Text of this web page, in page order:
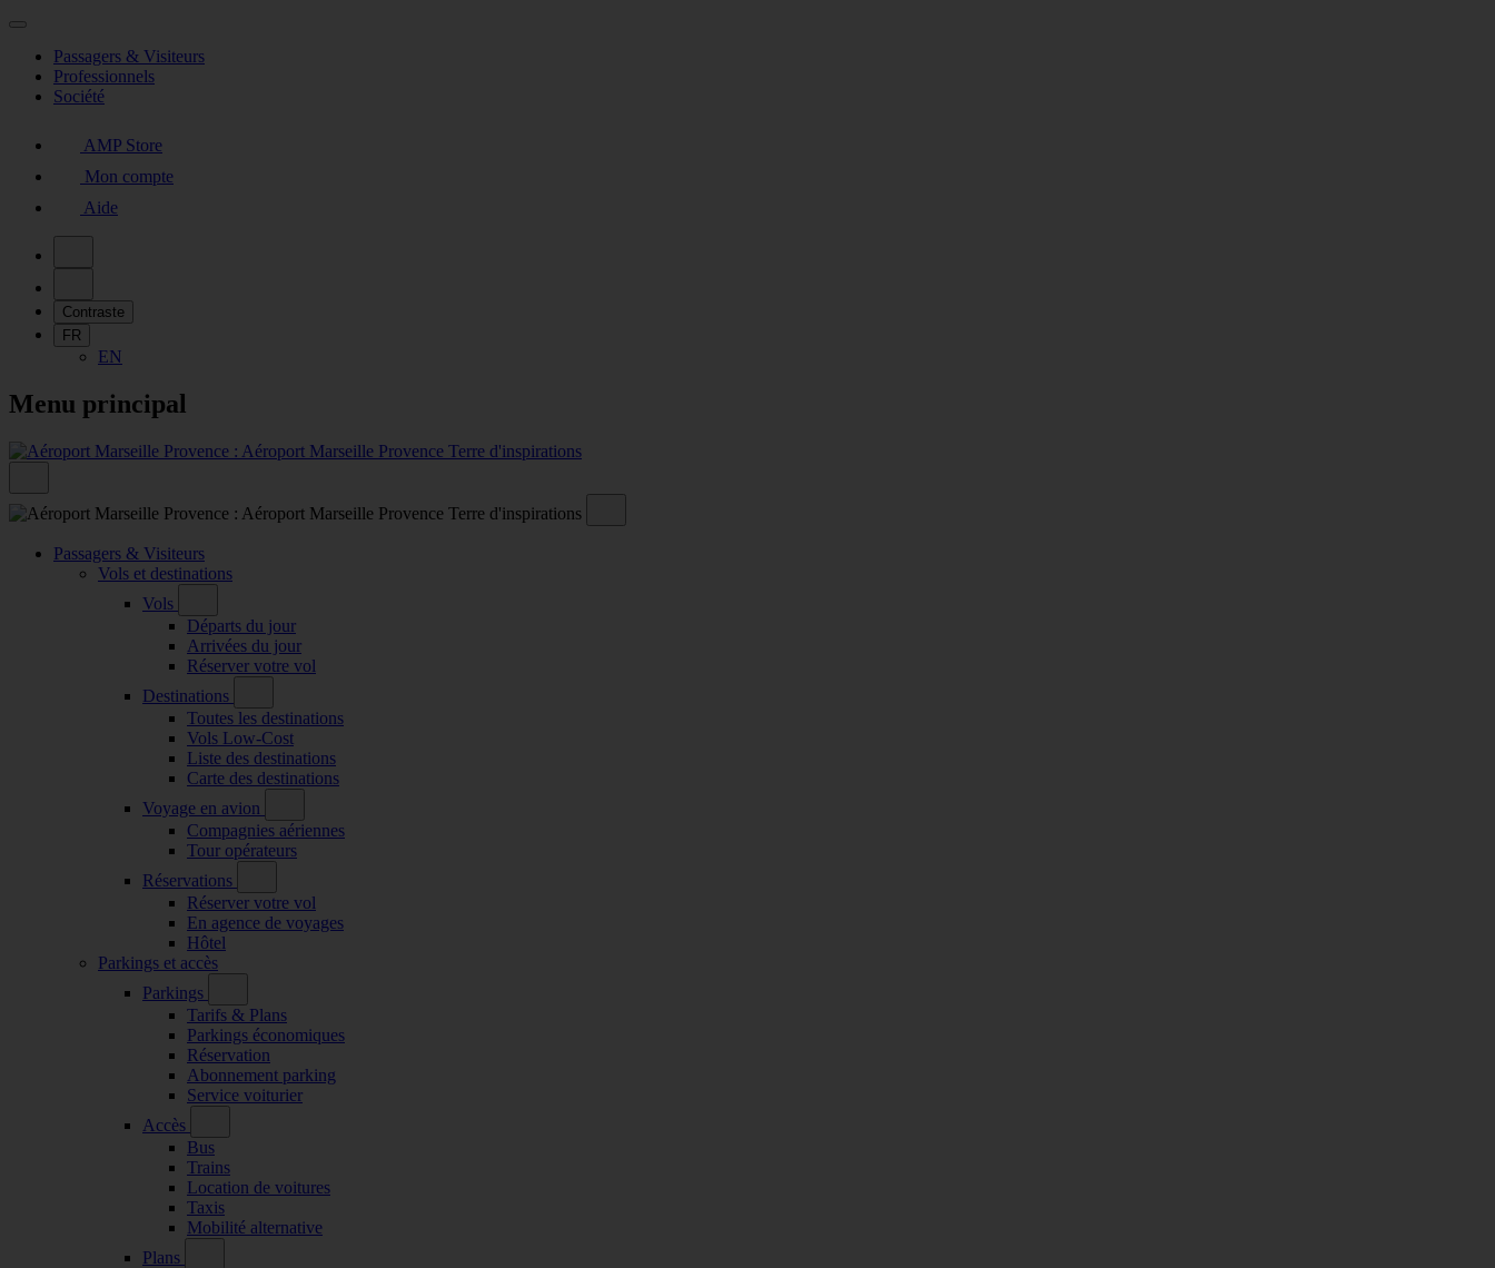
Passagers & Visiteurs
Professionnels
Société
AMP Store
Mon compte
Aide
Contraste
FR
EN
Menu principal
Passagers & Visiteurs
Vols et destinations
Vols
Départs du jour
Arrivées du jour
Réserver votre vol
Destinations
Toutes les destinations
Vols Low-Cost
Liste des destinations
Carte des destinations
Voyage en avion
Compagnies aériennes
Tour opérateurs
Réservations
Réserver votre vol
En agence de voyages
Hôtel
Parkings et accès
Parkings
Tarifs & Plans
Parkings économiques
Réservation
Abonnement parking
Service voiturier
Accès
Bus
Trains
Location de voitures
Taxis
Mobilité alternative
Plans